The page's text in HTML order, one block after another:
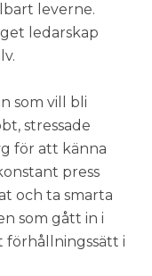
leverne.
ledarskap
som vill bli
stressade
för att känna
press
och ta smarta
som gått in i
förhållningssätt i